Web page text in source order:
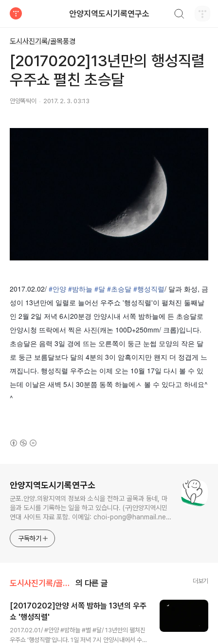
안양지역도시기록연구소
도시사진기록/골목풍경
[20170202]13년만의 행성직렬
우주쇼 펼친 초승달
안양똑딱이 2017. 2. 3. 03:13
2017.02.02/ #안양 #밤하늘 #달 #초승달 #행성직렬/ 달과 화성, 금
성이 13년만에 일렬로 늘어선 우주쇼 '행성직렬'이 펼쳐진 둘째날
인 2월 2일 저녁 6시20분경 안양시내 서쪽 밤하늘에 든 초승달로
안양시청 뜨락에서 찍은 사진(캐논 100D+250mm/ 크롭)입니다.
초승달은 음력 3일 경에 뜨는 오른쪽이 둥근 눈썹 모양의 작은 달
로 둥근 보름달보다 달의 4분의 3이 암흑이지만 왠지 더 정겹게 느
껴집니다. 행성직렬 우주쇼는 이제 오는 10월 17일 다시 볼 수 있
는데 이날은 새벽 5시 30분쯤 동쪽 하늘에ㅅ 볼 수 있다고 하네요^
^
안양지역도시기록연구소
군포.안양.의왕지역의 정보와 소식을 전하고 골목과 동네, 마
을과 도시를 기록하는 일을 하고 있습니다. (구)안양지역시민
연대 사이트 자료 포함. 이메일: choi-pong@hanmail.net
구독하기
도시사진기록/골목풍경 의 다른 글 더보기
[20170202]안양 서쪽 밤하늘 13년의 우주
쇼 '행성직렬'
2017.02.01/ #안양 #밤하늘 #별 #달/ 13년만의 펼쳐진
우주쇼 '행성직렬'입니다. 1일 저녁 7시 안양시내에서 수리